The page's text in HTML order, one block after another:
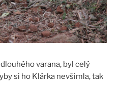
varana, byl celý
si ho Klárka nevšimla, tak